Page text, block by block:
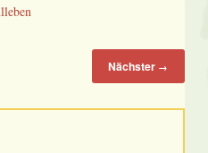
Nächster →